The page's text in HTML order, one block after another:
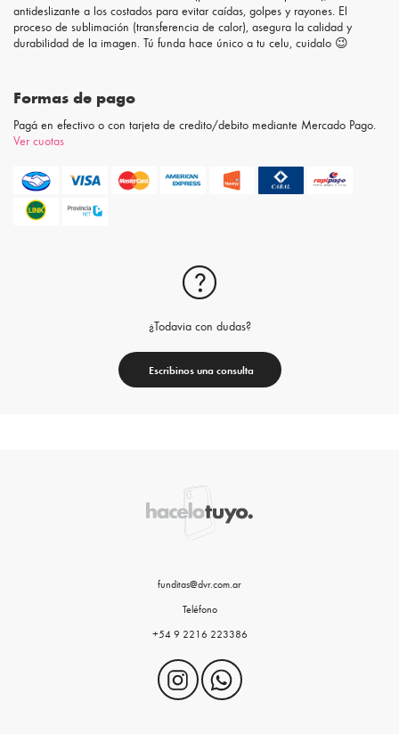
antideslizante a los costados para evitar caídas, golpes y rayones. El
proceso de sublimación (transferencia de calor), asegura la calidad y
durabilidad de la imagen. Tú funda hace único a tu celu, cuidalo 😉
Formas de pago
Pagá en efectivo o con tarjeta de credito/debito mediante Mercado Pago.
Ver cuotas
¿Todavia con dudas?
Escribinos una consulta
funditas@dvr.com.ar
Teléfono
+54 9 2216 223386